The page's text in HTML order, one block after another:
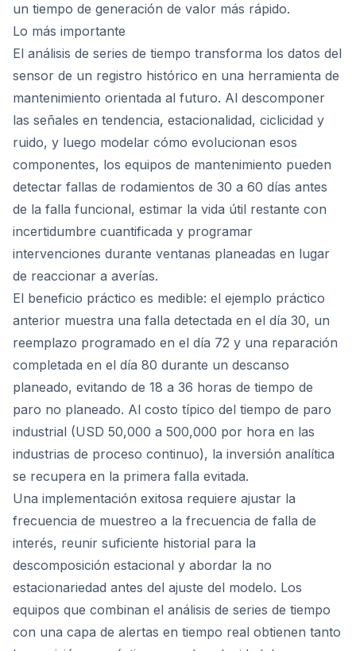
un tiempo de generación de valor más rápido.
Lo más importante
El análisis de series de tiempo transforma los datos del
sensor de un registro histórico en una herramienta de
mantenimiento orientada al futuro. Al descomponer
las señales en tendencia, estacionalidad, ciclicidad y
ruido, y luego modelar cómo evolucionan esos
componentes, los equipos de mantenimiento pueden
detectar fallas de rodamientos de 30 a 60 días antes
de la falla funcional, estimar la vida útil restante con
incertidumbre cuantificada y programar
intervenciones durante ventanas planeadas en lugar
de reaccionar a averías.
El beneficio práctico es medible: el ejemplo práctico
anterior muestra una falla detectada en el día 30, un
reemplazo programado en el día 72 y una reparación
completada en el día 80 durante un descanso
planeado, evitando de 18 a 36 horas de tiempo de
paro no planeado. Al costo típico del tiempo de paro
industrial (USD 50,000 a 500,000 por hora en las
industrias de proceso continuo), la inversión analítica
se recupera en la primera falla evitada.
Una implementación exitosa requiere ajustar la
frecuencia de muestreo a la frecuencia de falla de
interés, reunir suficiente historial para la
descomposición estacional y abordar la no
estacionariedad antes del ajuste del modelo. Los
equipos que combinan el análisis de series de tiempo
con una capa de alertas en tiempo real obtienen tanto